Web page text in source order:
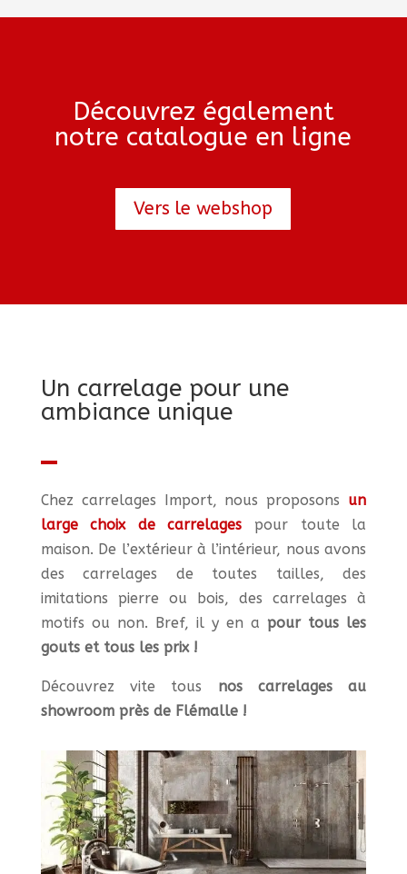
Découvrez également
notre catalogue en ligne
Vers le webshop
Un carrelage pour une
ambiance unique
Chez carrelages Import, nous proposons un
large choix de carrelages
pour toute la
maison. De l’extérieur à l’intérieur, nous avons
des carrelages de toutes tailles, des
imitations pierre ou bois, des carrelages à
motifs ou non. Bref, il y en apour tous les
gouts et tous les prix !
Découvrez vite tous nos carrelages au
showroom près de Flémalle !